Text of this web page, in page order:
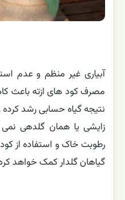
آبیاری غیر منظم و عدم
مصرف کود های ازته باعث
نتیجه گیاه حسابی رشد
زایشی یا همان گلدهی
رطوبت خاک و استفاده از
گیاهان گلدار کمک خواهد